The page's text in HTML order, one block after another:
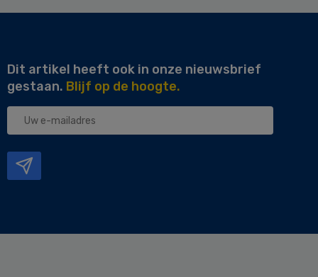
Dit artikel heeft ook in onze nieuwsbrief
gestaan. Blijf op de hoogte.
Uw